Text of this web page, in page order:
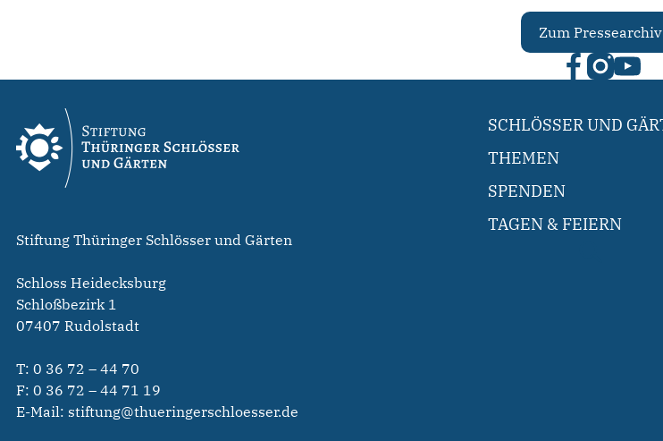
Zum Pressearchiv
Stiftung Thüringer Schlösser und Gärten
Schloss Heidecksburg
Schloßbezirk 1
07407 Rudolstadt
T: 0 36 72 – 44 70
F: 0 36 72 – 44 71 19
E-Mail: stiftung@thueringerschloesser.de
SCHLÖSSER UND
THEMEN
SPENDEN
TAGEN & FEIERN